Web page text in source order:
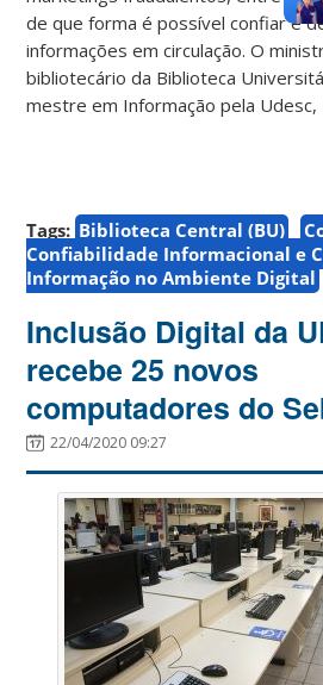
de que forma é possível confiar e
informações em circulação. O
bibliotecário da Biblioteca
mestre em Informação pela Udesc,
Tags: Biblioteca Central (BU)
Confiabilidade Informacional e
Informação no Ambiente Digital
Inclusão Digital da
recebe 25 novos
computadores do
22/04/2020 09:27